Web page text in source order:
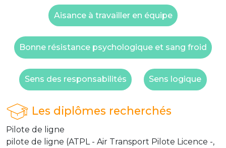
Aisance à travailler en équipe
Bonne résistance psychologique et sang froid
Sens des responsabilités Sens logique
Les diplômes recherchés
Pilote de ligne
pilote de ligne (ATPL - Air Transport Pilote Licence -,